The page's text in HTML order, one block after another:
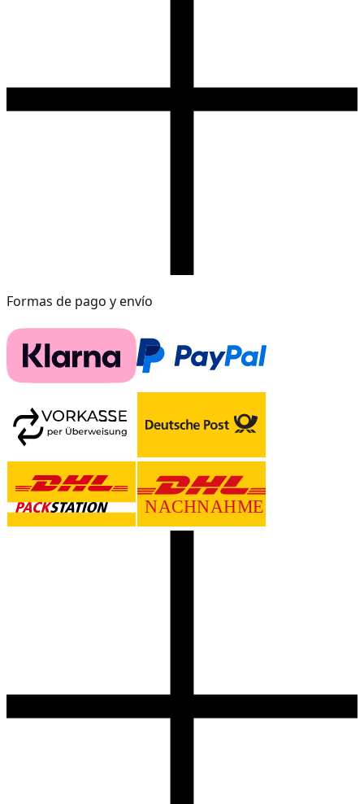
Formas de pago y envío